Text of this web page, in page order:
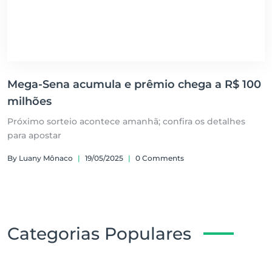
Mega-Sena acumula e prêmio chega a R$ 100
milhões
Próximo sorteio acontece amanhã; confira os detalhes
para apostar
By Luany Mônaco | 19/05/2025 | 0 Comments
Categorias Populares